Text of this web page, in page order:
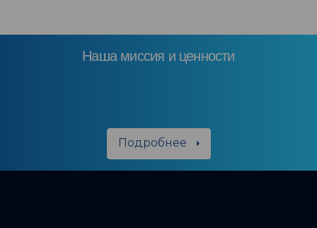
Наша миссия и ценности
Подробнее